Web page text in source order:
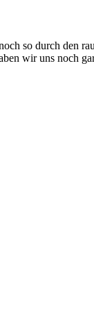
so durch den
wir uns noch